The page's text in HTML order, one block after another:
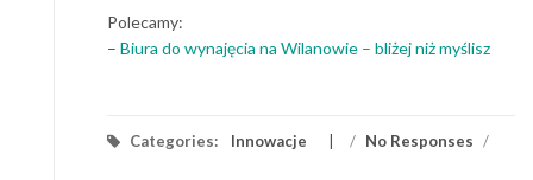
Polecamy:
– Biura do wynajęcia na Wilanowie – bliżej niż myślisz
Categories: Innowacje / No Responses /